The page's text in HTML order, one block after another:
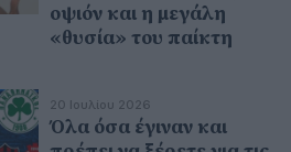
οψιόν και η μεγάλη
«θυσία» του παίκτη
20 Ιουλίου 2026
Όλα όσα έγιναν και